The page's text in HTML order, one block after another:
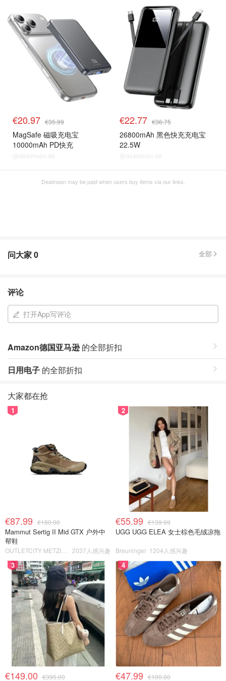
€20.97 €35.99
MagSafe 磁吸充电宝
10000mAh PD快充
@dealmoon.de
€22.77 €36.75
26800mAh 黑色快充充电宝
22.5W
@dealmoon.de
Dealmoon may be paid when users buy items via our links.
问大家0 全部
评论
打开App写评论
Amazon德国亚马逊的全部折扣
日用电子 的全部折扣
大家都在抢
1
€87.99 €180.00
Mammut Sertig II Mid GTX 户外中
帮鞋
2037人感兴趣
2
€55.99 €139.99
UGG UGG ELEA 女士棕色毛绒凉拖
Breuninger 1204人感兴趣
3
€149.00 €395.00
4
€47.99 €100.00